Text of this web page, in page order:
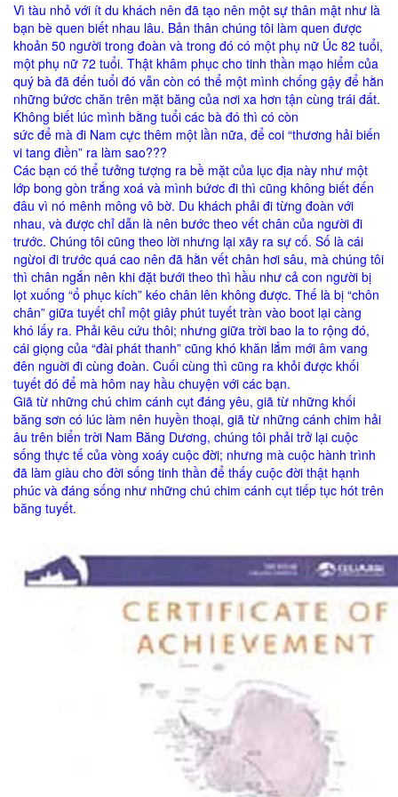
Vì tàu nhỏ với ít du khách nên đã tạo nên một sự thân mật như là
bạn bè quen biết nhau lâu. Bản thân chúng tôi làm quen được
khoản 50 người trong đoàn và trong đó có một phụ nữ Úc 82 tuổi,
một phụ nữ 72 tuổi. Thật khâm phục cho tinh thần mạo hiểm của
quý bà đã đến tuổi đó vẫn còn có thể một mình chống gậy để hằn
những bứơc chăn trên mặt băng của nơi xa hơn tận cùng trái đất.
Không biết lúc mình bằng tuổi các bà đó thì có còn
sức để mà đi Nam cực thêm một lần nữa, để coi “thương hải biến
vi tang điền” ra làm sao???
Các bạn có thể tưởng tượng ra bề mặt của lục địa này như một
lớp bong gòn trắng xoá và mình bứơc đi thì cũng không biết đến
đâu vì nó mênh mông vô bờ. Du khách phải đi từng đoàn với
nhau, và được chỉ dẫn là nên bước theo vết chân của người đi
trước. Chúng tôi cũng theo lời nhưng lại xãy ra sự cố. Số là cái
ngừoi đi trước quá cao nên đã hằn vết chân hơi sâu, mà chúng tôi
thì chân ngắn nên khi đặt bưới theo thì hầu như cả con người bị
lọt xuống “ổ phục kích” kéo chân lên không được. Thế là bị “chôn
chân” giữa tuyết chỉ một giây phút tuyết tràn vào boot lại càng
khó lấy ra. Phải kêu cứu thôi; nhưng giữa trời bao la to rộng đó,
cái giọng của “đài phát thanh” cũng khó khăn lắm mới âm vang
đên nguời đi cùng đoàn. Cuối cùng thì cũng ra khỏi được khối
tuyết đó để mà hôm nay hầu chuyện với các bạn.
Giã từ những chú chim cánh cụt đáng yêu, giã từ những khối
băng sơn có lúc làm nên huyền thoại, giã từ những cánh chim hải
âu trên biển trời Nam Băng Dương, chúng tôi phải trở lại cuộc
sống thực tế của vòng xoáy cuộc đời; nhưng mà cuộc hành trình
đã làm giàu cho đời sống tinh thần để thấy cuộc đời thật hạnh
phúc và đáng sống như những chú chim cánh cụt tiếp tục hót trên
băng tuyết.